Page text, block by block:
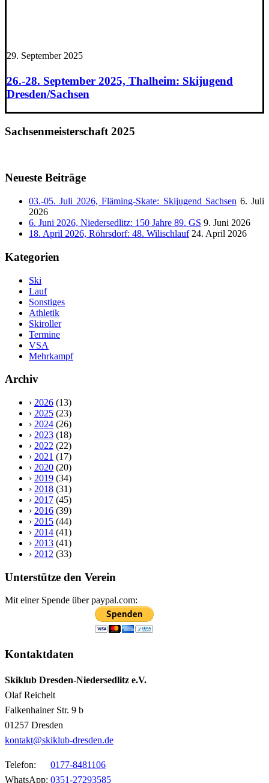
29. September 2025
26.-28. September 2025, Thalheim: Skijugend
Dresden/Sachsen
Sachsenmeisterschaft 2025
Neueste Beiträge
03.-05. Juli 2026, Fläming-Skate: Skijugend Sachsen 6. Juli
2026
6. Juni 2026, Niedersedlitz: 150 Jahre 89. GS 9. Juni 2026
18. April 2026, Röhrsdorf: 48. Wilischlauf 24. April 2026
Kategorien
Ski
Lauf
Sonstiges
Athletik
Skiroller
Termine
VSA
Mehrkampf
Archiv
› 2026 (13)
› 2025 (23)
› 2024 (26)
› 2023 (18)
› 2022 (22)
› 2021 (17)
› 2020 (20)
› 2019 (34)
› 2018 (31)
› 2017 (45)
› 2016 (39)
› 2015 (44)
› 2014 (41)
› 2013 (41)
› 2012 (33)
Unterstütze den Verein
Mit einer Spende über paypal.com:
Kontaktdaten
Skiklub Dresden-Niedersedlitz e.V.
Olaf Reichelt
Falkenhainer Str. 9 b
01257 Dresden
kontakt@skiklub-dresden.de
Telefon: 0177-8481106
WhatsApp: 0351-27293585